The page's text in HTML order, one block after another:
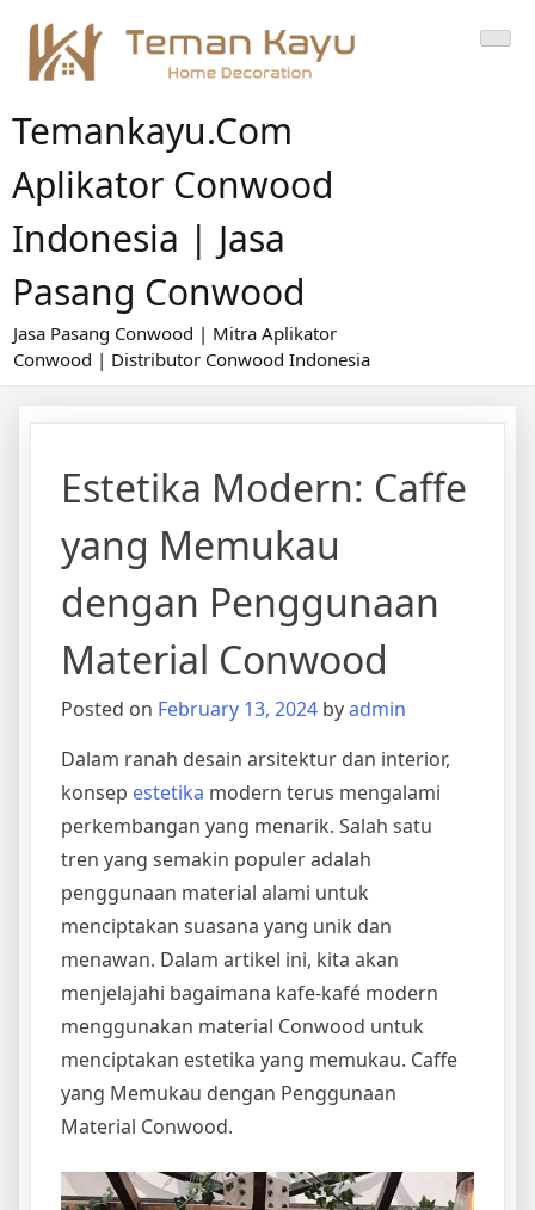
content
Temankayu.com
Aplikator Conwood
Indonesia | Jasa
Pasang Conwood
Jasa Pasang Conwood | Mitra Aplikator
Conwood | Distributor Conwood Indonesia
Estetika Modern: Caffe
yang Memukau
dengan Penggunaan
Material Conwood
Posted on February 13, 2024 byadmin
Dalam ranah desain arsitektur dan interior,
konsep estetika modern terus mengalami
perkembangan yang menarik. Salah satu
tren yang semakin populer adalah
penggunaan material alami untuk
menciptakan suasana yang unik dan
menawan. Dalam artikel ini, kita akan
menjelajahi bagaimana kafe-kafé modern
menggunakan material Conwood untuk
menciptakan estetika yang memukau. Caffe
yang Memukau dengan Penggunaan
Material Conwood.